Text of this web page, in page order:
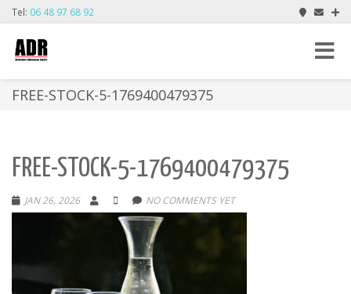
Tel: 06 48 97 68 92
Toggle
FREE-STOCK-5-1769400479375
FREE-STOCK-5-1769400479375
JAN 26, 2026 NO COMMENTS YET